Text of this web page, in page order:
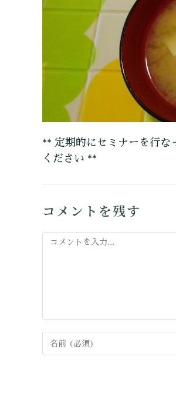
** 定期的にセミナーを行な
ください **
コメントを残す